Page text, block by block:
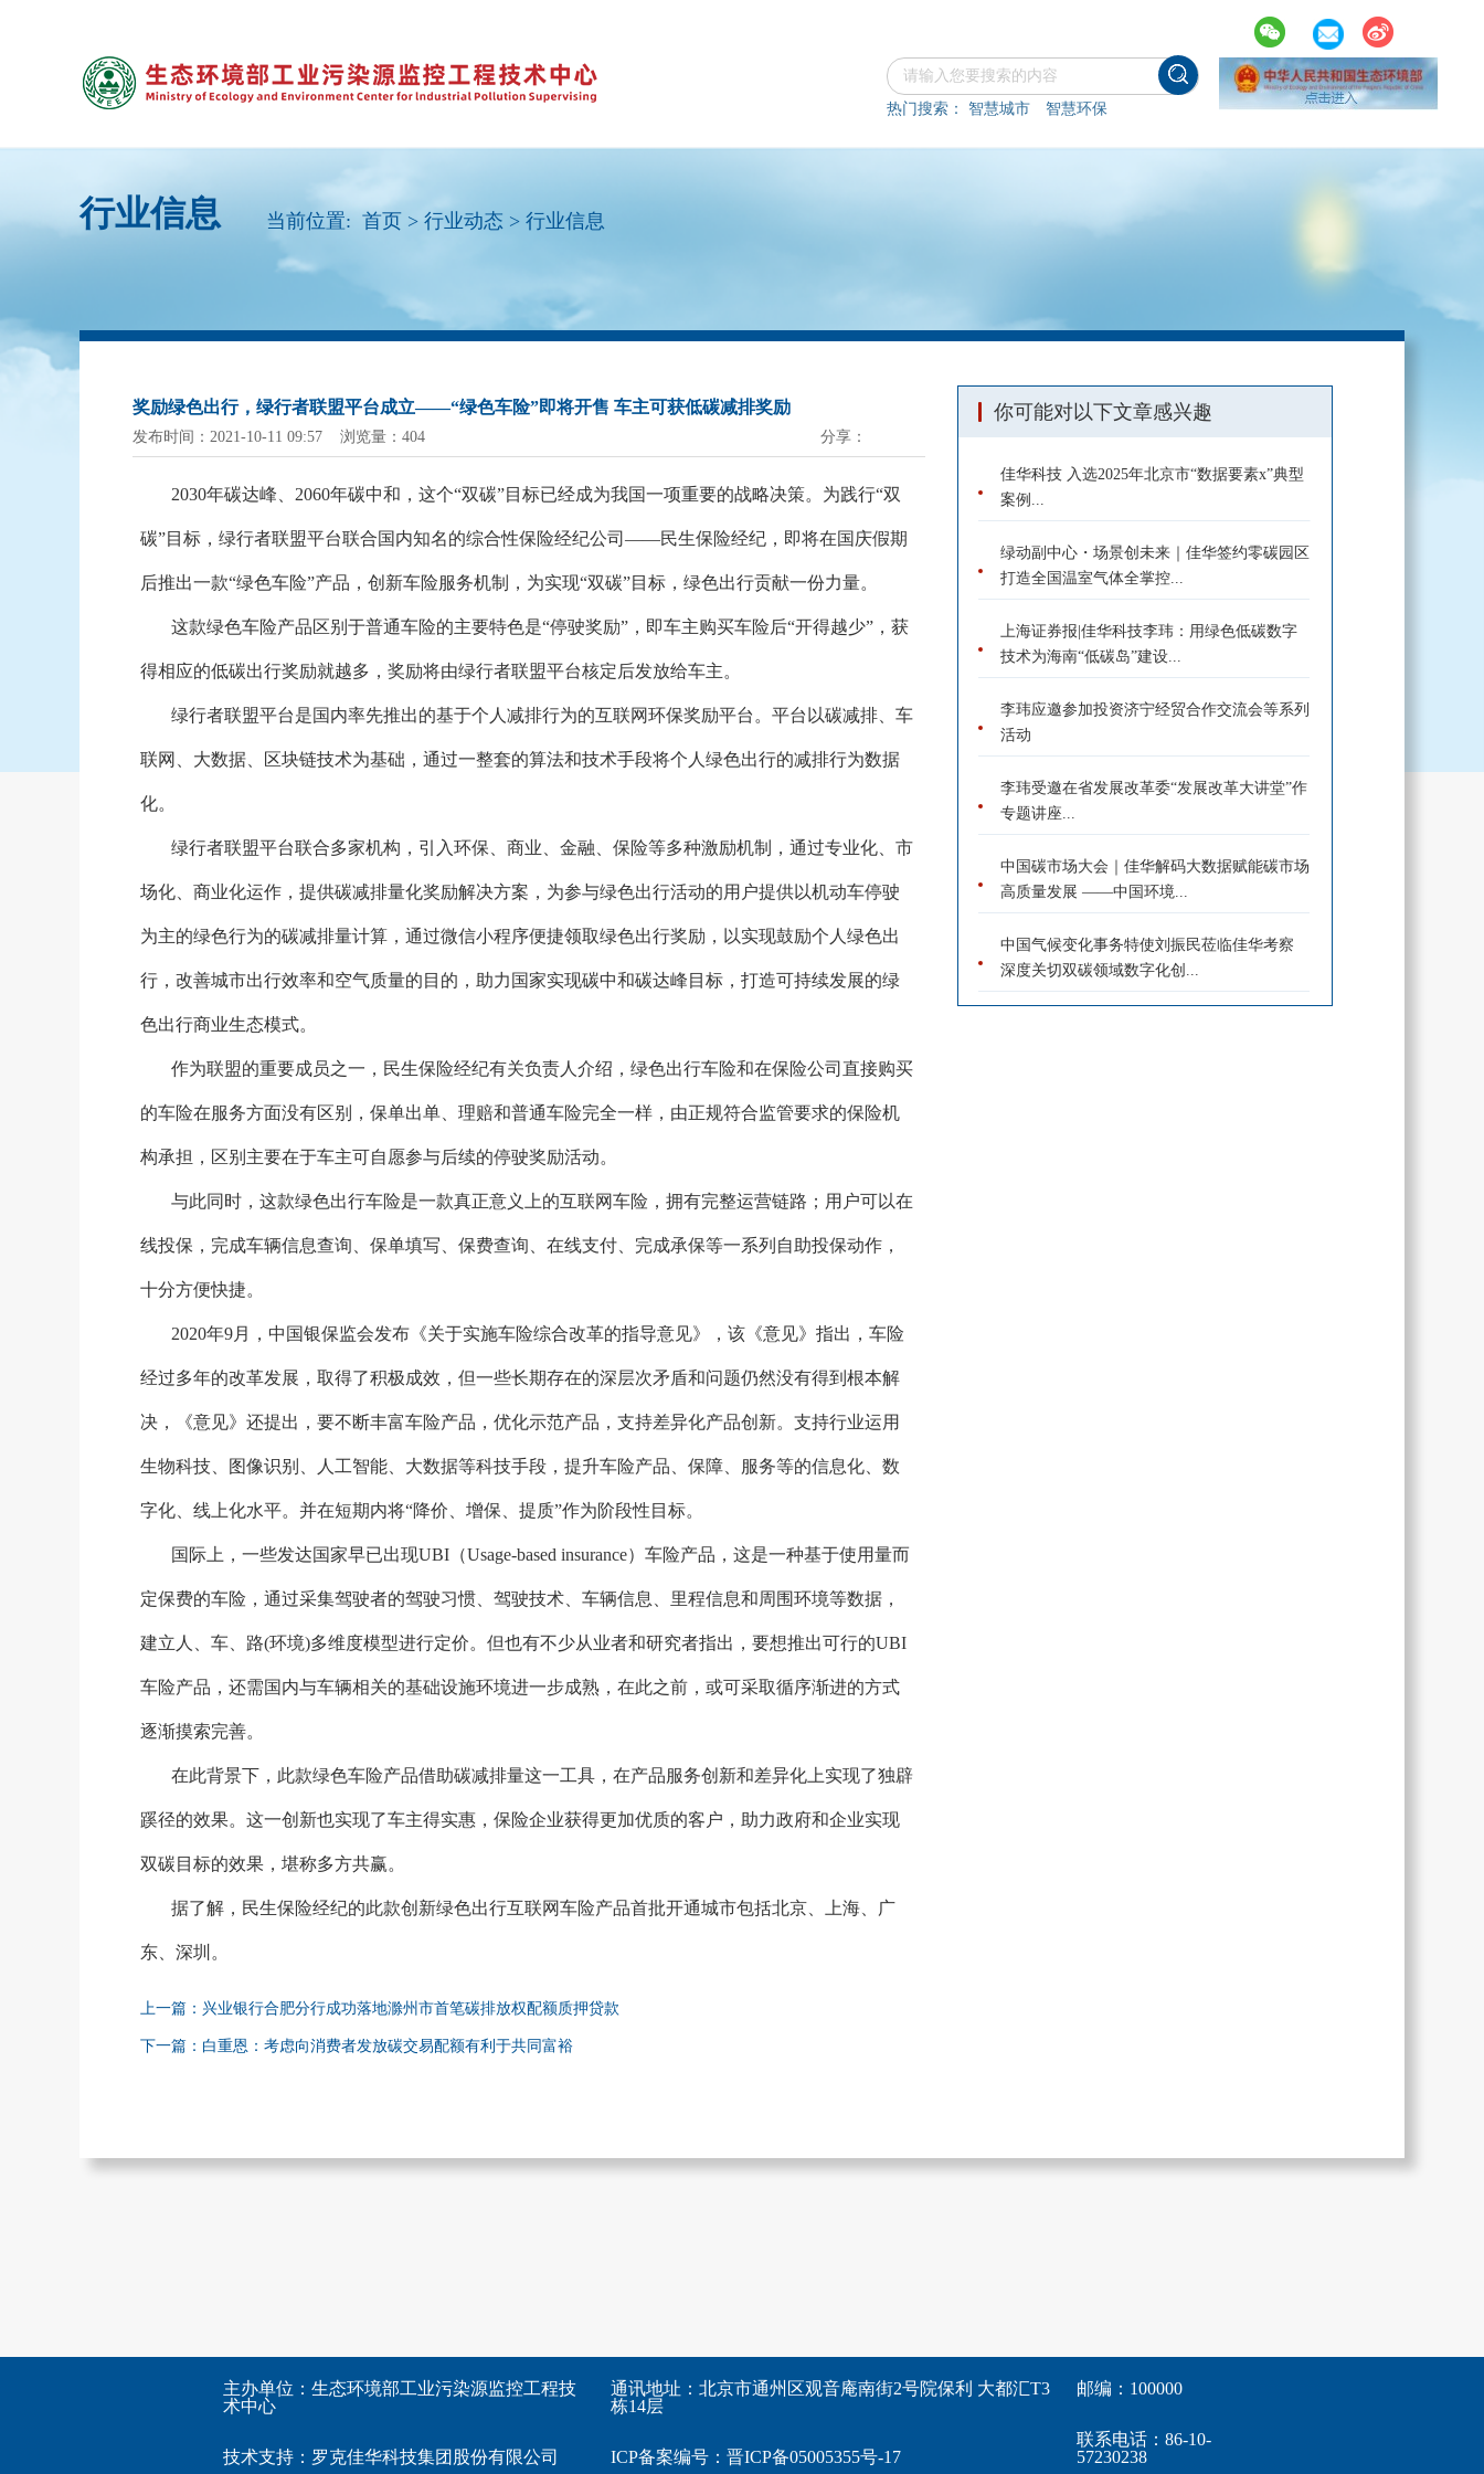
热门搜索： 智慧城市 智慧环保
行业信息 当前位置: 首页 > 行业动态 > 行业信息
奖励绿色出行，绿行者联盟平台成立——“绿色车险”即将开售 车主可获低碳减排奖励
发布时间：2021-10-11 09:57 浏览量：404 分享：
2030年碳达峰、2060年碳中和，这个“双碳”目标已经成为我国一项重要的战略决策。为践行“双
碳”目标，绿行者联盟平台联合国内知名的综合性保险经纪公司——民生保险经纪，即将在国庆假期
后推出一款“绿色车险”产品，创新车险服务机制，为实现“双碳”目标，绿色出行贡献一份力量。
这款绿色车险产品区别于普通车险的主要特色是“停驶奖励”，即车主购买车险后“开得越少”，获
得相应的低碳出行奖励就越多，奖励将由绿行者联盟平台核定后发放给车主。
绿行者联盟平台是国内率先推出的基于个人减排行为的互联网环保奖励平台。平台以碳减排、车
联网、大数据、区块链技术为基础，通过一整套的算法和技术手段将个人绿色出行的减排行为数据
化。
绿行者联盟平台联合多家机构，引入环保、商业、金融、保险等多种激励机制，通过专业化、市
场化、商业化运作，提供碳减排量化奖励解决方案，为参与绿色出行活动的用户提供以机动车停驶
为主的绿色行为的碳减排量计算，通过微信小程序便捷领取绿色出行奖励，以实现鼓励个人绿色出
行，改善城市出行效率和空气质量的目的，助力国家实现碳中和碳达峰目标，打造可持续发展的绿
色出行商业生态模式。
作为联盟的重要成员之一，民生保险经纪有关负责人介绍，绿色出行车险和在保险公司直接购买
的车险在服务方面没有区别，保单出单、理赔和普通车险完全一样，由正规符合监管要求的保险机
构承担，区别主要在于车主可自愿参与后续的停驶奖励活动。
与此同时，这款绿色出行车险是一款真正意义上的互联网车险，拥有完整运营链路；用户可以在
线投保，完成车辆信息查询、保单填写、保费查询、在线支付、完成承保等一系列自助投保动作，
十分方便快捷。
2020年9月，中国银保监会发布《关于实施车险综合改革的指导意见》，该《意见》指出，车险
经过多年的改革发展，取得了积极成效，但一些长期存在的深层次矛盾和问题仍然没有得到根本解
决，《意见》还提出，要不断丰富车险产品，优化示范产品，支持差异化产品创新。支持行业运用
生物科技、图像识别、人工智能、大数据等科技手段，提升车险产品、保障、服务等的信息化、数
字化、线上化水平。并在短期内将“降价、增保、提质”作为阶段性目标。
国际上，一些发达国家早已出现UBI（Usage-based insurance）车险产品，这是一种基于使用量而
定保费的车险，通过采集驾驶者的驾驶习惯、驾驶技术、车辆信息、里程信息和周围环境等数据，
建立人、车、路(环境)多维度模型进行定价。但也有不少从业者和研究者指出，要想推出可行的UBI
车险产品，还需国内与车辆相关的基础设施环境进一步成熟，在此之前，或可采取循序渐进的方式
逐渐摸索完善。
在此背景下，此款绿色车险产品借助碳减排量这一工具，在产品服务创新和差异化上实现了独辟
蹊径的效果。这一创新也实现了车主得实惠，保险企业获得更加优质的客户，助力政府和企业实现
双碳目标的效果，堪称多方共赢。
据了解，民生保险经纪的此款创新绿色出行互联网车险产品首批开通城市包括北京、上海、广
东、深圳。
上一篇：兴业银行合肥分行成功落地滁州市首笔碳排放权配额质押贷款
下一篇：白重恩：考虑向消费者发放碳交易配额有利于共同富裕
你可能对以下文章感兴趣
佳华科技 入选2025年北京市“数据要素x”典型
案例...
绿动副中心・场景创未来｜佳华签约零碳园区
打造全国温室气体全掌控...
上海证券报|佳华科技李玮：用绿色低碳数字
技术为海南“低碳岛”建设...
李玮应邀参加投资济宁经贸合作交流会等系列
活动
李玮受邀在省发展改革委“发展改革大讲堂”作
专题讲座...
中国碳市场大会｜佳华解码大数据赋能碳市场
高质量发展 ——中国环境...
中国气候变化事务特使刘振民莅临佳华考察
深度关切双碳领域数字化创...
主办单位：生态环境部工业污染源监控工程技
术中心
技术支持： 罗克佳华科技集团股份有限公司
通讯地址：北京市通州区观音庵南街2号院保利 大都汇T3
栋14层
ICP备案编号：晋ICP备05005355号-17
邮编：100000
联系电话：86-10-
57230238